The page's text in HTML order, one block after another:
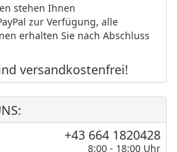
stehen Ihnen
zur Verfügung, alle
erhalten Sie nach Abschluss
versandkostenfrei!
+43 664 1820428
8:00 - 18:00 Uhr